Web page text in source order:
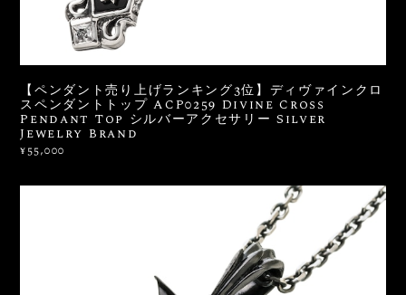
【ペンダント売り上げランキング3位】ディヴァインクロ
スペンダントトップ ACP0259 Divine Cross
Pendant Top シルバーアクセサリー Silver
Jewelry Brand
¥55,000